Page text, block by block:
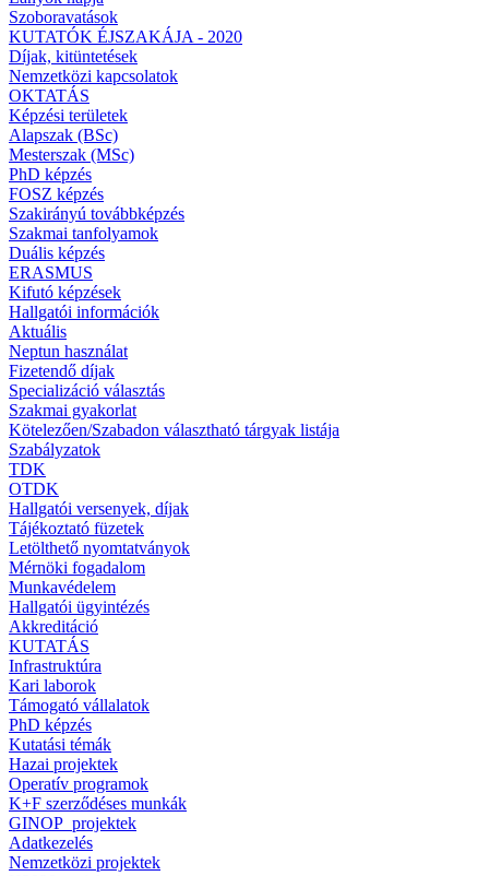
Szoboravatások
KUTATÓK ÉJSZAKÁJA - 2020
Díjak, kitüntetések
Nemzetközi kapcsolatok
OKTATÁS
Képzési területek
Alapszak (BSc)
Mesterszak (MSc)
PhD képzés
FOSZ képzés
Szakirányú továbbképzés
Szakmai tanfolyamok
Duális képzés
ERASMUS
Kifutó képzések
Hallgatói információk
Aktuális
Neptun használat
Fizetendő díjak
Specializáció választás
Szakmai gyakorlat
Kötelezően/Szabadon választható tárgyak listája
Szabályzatok
TDK
OTDK
Hallgatói versenyek, díjak
Tájékoztató füzetek
Letölthető nyomtatványok
Mérnöki fogadalom
Munkavédelem
Hallgatói ügyintézés
Akkreditáció
KUTATÁS
Infrastruktúra
Kari laborok
Támogató vállalatok
PhD képzés
Kutatási témák
Hazai projektek
Operatív programok
K+F szerződéses munkák
GINOP_projektek
Adatkezelés
Nemzetközi projektek